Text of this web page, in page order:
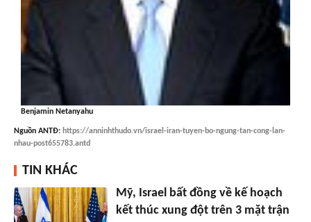
Benjamin Netanyahu
Nguồn ANTĐ: https://anninhthudo.vn/israel-iran-tuyen-bo-ngung-tan-cong-lan-
nhau-post655783.antd
TIN KHÁC
Mỹ, Israel bất đồng về kế hoạch
kết thúc xung đột trên 3 mặt trận